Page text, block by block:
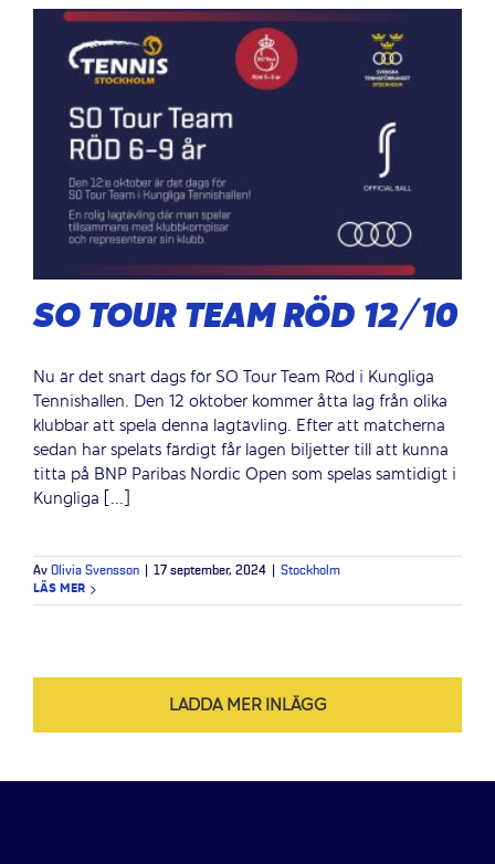
SO TOUR TEAM RÖD 12/10
Nu är det snart dags för SO Tour Team Röd i Kungliga
Tennishallen. Den 12 oktober kommer åtta lag från olika
klubbar att spela denna lagtävling. Efter att matcherna
sedan har spelats färdigt får lagen biljetter till att kunna
titta på BNP Paribas Nordic Open som spelas samtidigt i
Kungliga [...]
Av Olivia Svensson 17 september, 2024 Stockholm
LÄS MER
LADDA MER INLÄGG